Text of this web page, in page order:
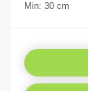
Min: 30 cm